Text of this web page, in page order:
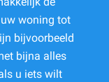
woning tot
bijvoorbeeld
bijna alles
u iets wilt